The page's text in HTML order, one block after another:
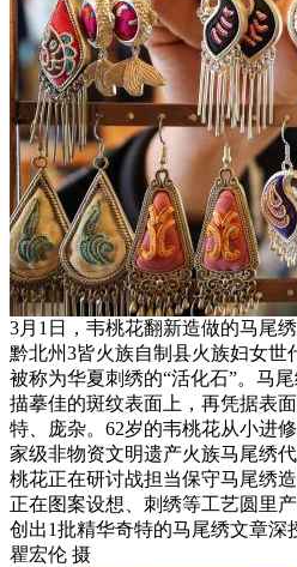
3月1日，韦桃花翻新造做的马尾
黔北州3皆火族自制县火族妇女世
被称为华夏刺绣的“活化石”。马
描摹佳的斑纹表面上，再凭据表
特、庞杂。62岁的韦桃花从小进
家级非物资文明遗产火族马尾绣
桃花正在研讨战担当保守马尾绣
正在图案设想、刺绣等工艺圆里
创出1批精华奇特的马尾绣文章深
瞿宏伦 摄